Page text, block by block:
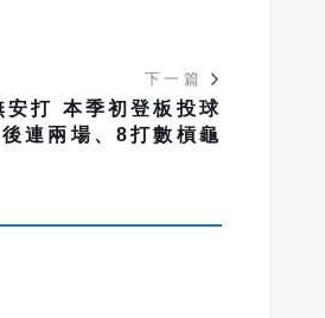
下一篇
安打 本季初登板投球
後連兩場、8打數槓龜